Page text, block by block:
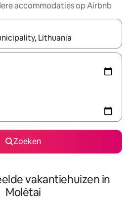
accommodaties op Airbnb
beschikbaar zijn, maak je een keuze
Zoeken
vakantiehuizen in
Molėtai